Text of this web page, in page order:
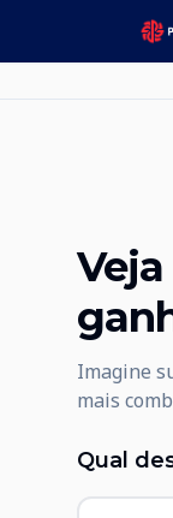
Imagine
mais
Qual